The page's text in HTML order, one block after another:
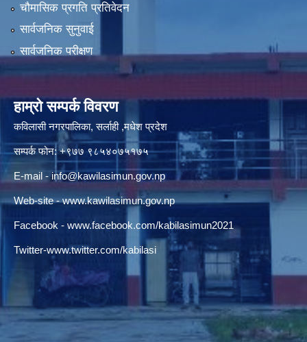
चौमासिक प्रगति प्रतिवेदन
सार्वजनिक सुनुवाई
सार्वजनिक परीक्षण
हाम्रो सम्पर्क विवरण
कविलासी नगरपालिका, सर्लाही ,मधेश प्रदेश
सम्पर्क फोन: +९७७ ९८५४०७५१७५
E-mail -info@kawilasimun.gov.np
Web-site -www.kawilasimun.gov.np
Facebook - www.facebook.com/kabilasimun2021
Twitter-www.twitter.com/kabilasi